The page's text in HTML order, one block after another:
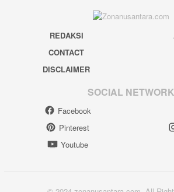
REDAKSI
CONTACT
DISCLAIMER
SOCIAL NETWORK
Facebook
Pinterest
Youtube